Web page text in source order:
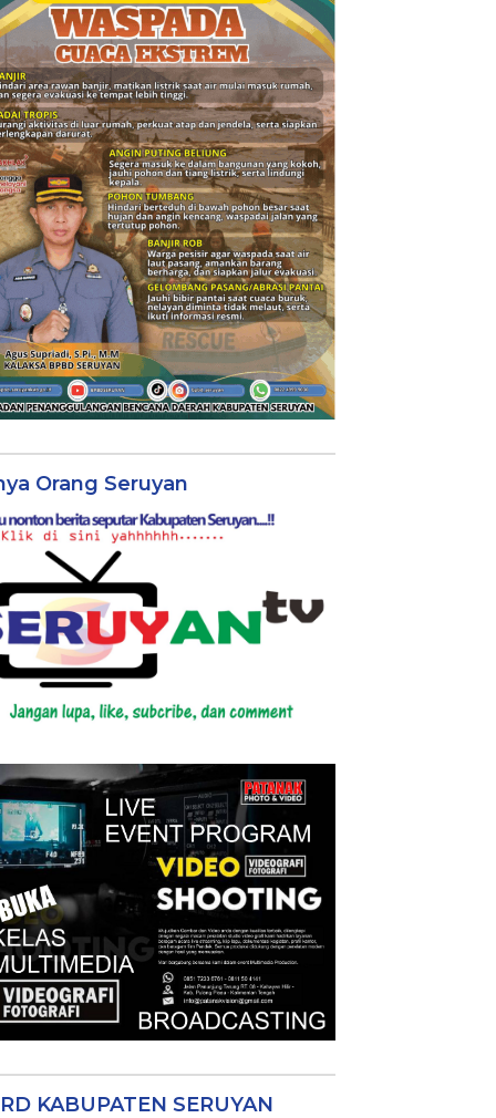
Orang Seruyan
KABUPATEN SERUYAN